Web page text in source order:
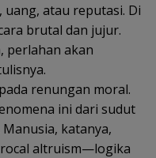
atau reputasi. Di
brutal dan jujur.
perlahan akan
renungan moral.
ini dari sudut
katanya,
altruism—logika